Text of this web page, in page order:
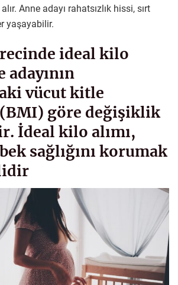
Anne adayı rahatsızlık hissi, sırt
yaşayabilir.
ideal kilo
adayının
vücut kitle
göre değişiklik
İdeal kilo alımı,
sağlığını korumak